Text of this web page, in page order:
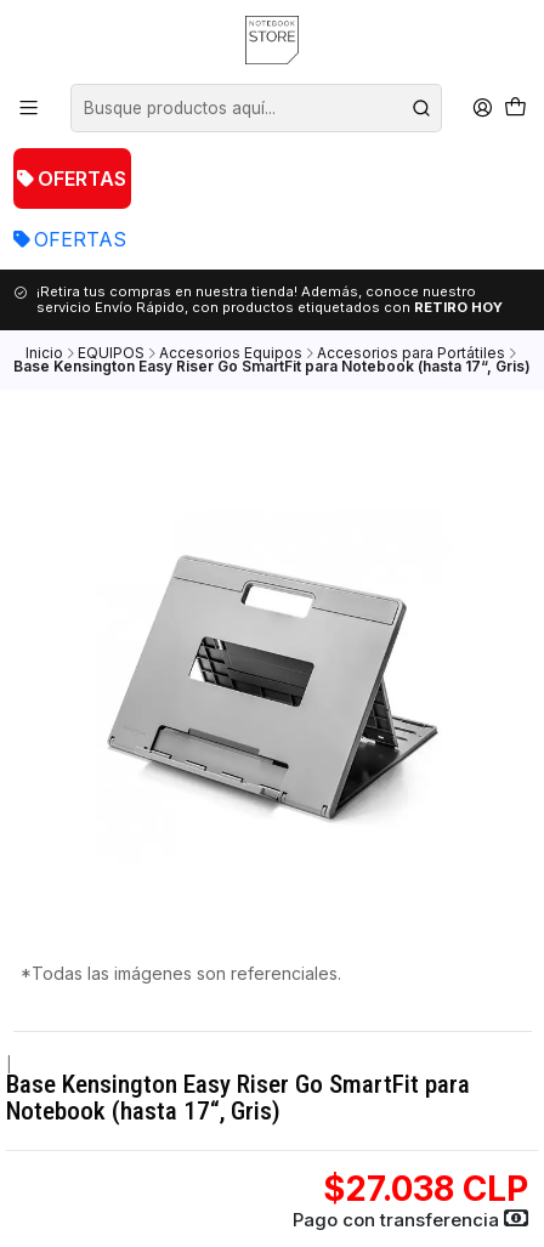
OFERTAS
OFERTAS
¡Retira tus compras en nuestra tienda! Además, conoce nuestro
servicio Envío Rápido, con productos etiquetados con RETIRO HOY
Inicio EQUIPOS Accesorios Equipos Accesorios para Portátiles
Base Kensington Easy Riser Go SmartFit para Notebook (hasta 17“, Gris)
*Todas las imágenes son referenciales.
Base Kensington Easy Riser Go SmartFit para
Notebook (hasta 17“, Gris)
$27.038 CLP
Pago con transferencia